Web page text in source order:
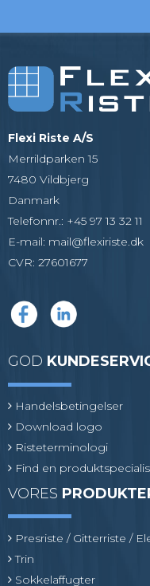
Flexi Riste A/S
Merrildparken 15
7480 Vildbjerg
Danmark
Telefonnr.: +45 97 13 32 11
E-mail: mail@flexiriste.dk
CVR: 27601677
GOD
Handelsbetingelser
Download logo
Risteterminologi
Find en
VORES
Presriste / Gitterriste /
Trin
Sokkelaffugter